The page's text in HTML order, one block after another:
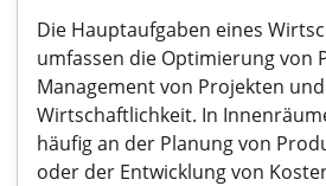
Die Hauptaufgaben eines
umfassen die Optimierung von
Management von Projekten
Wirtschaftlichkeit. In
häufig an der Planung von
oder der Entwicklung von